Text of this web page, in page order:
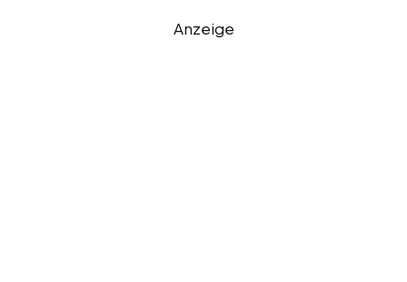
Anzeige